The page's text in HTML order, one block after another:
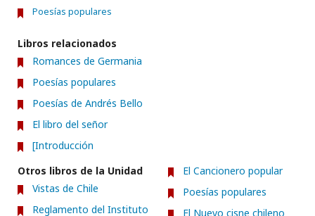
Poesías populares
Libros relacionados
Romances de Germania
Poesías populares
Poesías de Andrés Bello
El libro del señor
[Introducción
Otros libros de la Unidad
Vistas de Chile
Reglamento del Instituto
El Cancionero popular
Poesías populares
El Nuevo cisne chileno